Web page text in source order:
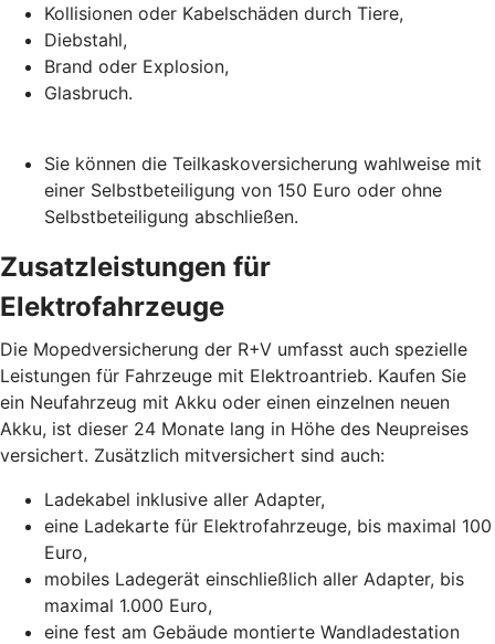
Kollisionen oder Kabelschäden durch Tiere,
Diebstahl,
Brand oder Explosion,
Glasbruch.
Sie können die Teilkaskoversicherung wahlweise mit
einer Selbstbeteiligung von 150 Euro oder ohne
Selbstbeteiligung abschließen.
Zusatzleistungen für
Elektrofahrzeuge
Die Mopedversicherung der R+V umfasst auch spezielle
Leistungen für Fahrzeuge mit Elektroantrieb. Kaufen Sie
ein Neufahrzeug mit Akku oder einen einzelnen neuen
Akku, ist dieser 24 Monate lang in Höhe des Neupreises
versichert. Zusätzlich mitversichert sind auch:
Ladekabel inklusive aller Adapter,
eine Ladekarte für Elektrofahrzeuge, bis maximal 100
Euro,
mobiles Ladegerät einschließlich aller Adapter, bis
maximal 1.000 Euro,
eine fest am Gebäude montierte Wandladestation